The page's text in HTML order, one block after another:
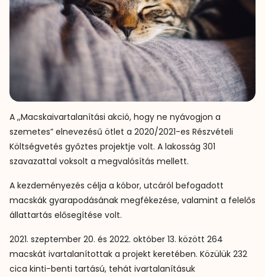
A ,,Macskaivartalanítási akció, hogy ne nyávogjon a
szemetes” elnevezésű ötlet a 2020/2021-es Részvételi
Költségvetés győztes projektje volt. A lakosság 301
szavazattal voksolt a megvalósítás mellett.
A kezdeményezés célja a kóbor, utcáról befogadott
macskák gyarapodásának megfékezése, valamint a felelős
állattartás elősegítése volt.
2021. szeptember 20. és 2022. október 13. között 264
macskát ivartalanítottak a projekt keretében. Közülük 232
cica kinti-benti tartású, tehát ivartalanításuk